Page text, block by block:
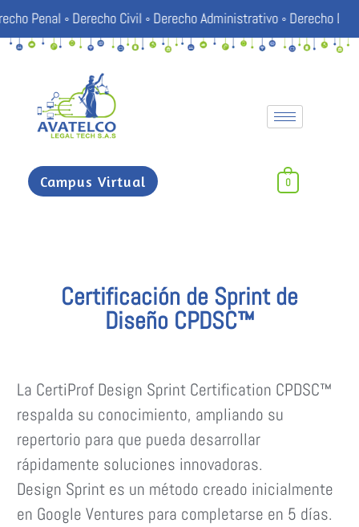
Civil ◦ Derecho Administrativo ◦ Derecho Disciplinario ◦
Campus Virtual 0
Certificación de Sprint de
Diseño CPDSC™
La CertiProf Design Sprint Certification CPDSC™
respalda su conocimiento, ampliando su
repertorio para que pueda desarrollar
rápidamente soluciones innovadoras.
Design Sprint es un método creado inicialmente
en Google Ventures para completarse en 5 días.